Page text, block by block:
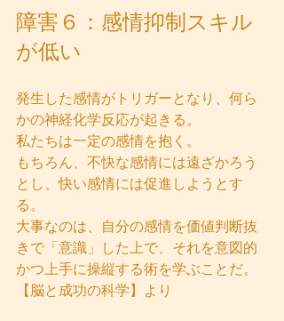
障害６：感情抑制スキル
が低い
発生した感情がトリガーとなり、何ら
かの神経化学反応が起きる。
私たちは一定の感情を抱く。
もちろん、不快な感情には遠ざかろう
とし、快い感情には促進しようとす
る。
大事なのは、自分の感情を価値判断抜
きで「意識」した上で、それを意図的
かつ上手に操縦する術を学ぶことだ。
【脳と成功の科学】より